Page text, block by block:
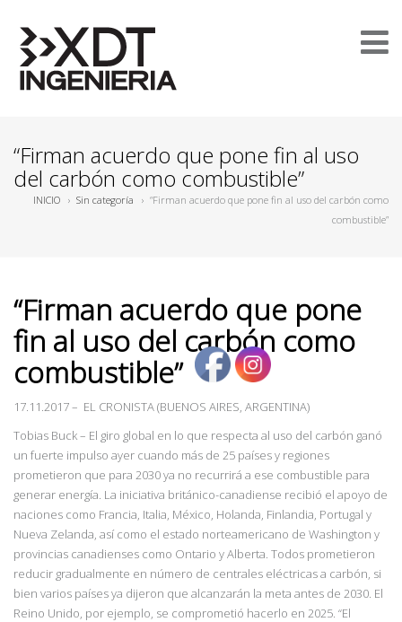
“Firman acuerdo que pone fin al uso
del carbón como combustible”
INICIO › Sin categoría › “Firman acuerdo que pone fin al uso del carbón como
combustible”
“Firman acuerdo que pone
fin al uso del carbón como
combustible”
17.11.2017– EL CRONISTA (BUENOS AIRES, ARGENTINA)
Tobias Buck – El giro global en lo que respecta al uso del carbón ganó
un fuerte impulso ayer cuando más de 25 países y regiones
prometieron que para 2030 ya no recurrirá a ese combustible para
generar energía. La iniciativa británico-canadiense recibió el apoyo de
naciones como Francia, Italia, México, Holanda, Finlandia, Portugal y
Nueva Zelanda, así como el estado norteamericano de Washington y
provincias canadienses como Ontario y Alberta. Todos prometieron
reducir gradualmente en número de centrales eléctricas a carbón, si
bien varios países ya dijeron que alcanzarán la meta antes de 2030. El
Reino Unido, por ejemplo, se comprometió hacerlo en 2025. “El